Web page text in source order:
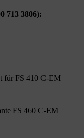
713 3806):
für FS 410 C-EM
FS 460 C-EM